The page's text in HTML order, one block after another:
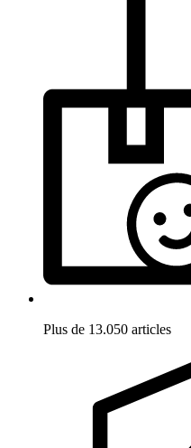
Plus de 13.050 articles